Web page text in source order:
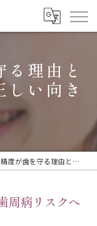
理由と
い向き
守る理由と歯周病リスクへの正しい向き合い方
周病リスクへ